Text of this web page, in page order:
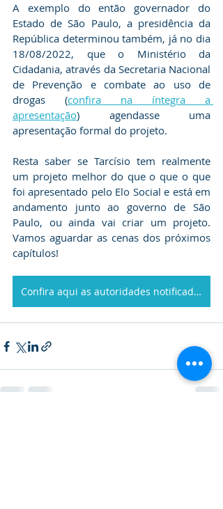
A exemplo do então governador do
Estado de São Paulo, a presidência da
República determinou também, já no dia
18/08/2022, que o Ministério da
Cidadania, através da Secretaria Nacional
de Prevenção e combate ao uso de
drogas (confira na íntegra a
apresentação) agendasse uma
apresentação formal do projeto.
Resta saber se Tarcísio tem realmente
um projeto melhor do que o que o que
foi apresentado pelo Elo Social e está em
andamento junto ao governo de São
Paulo, ou ainda vai criar um projeto.
Vamos aguardar as cenas dos próximos
capítulos!
Confira aqui as autoridades notificadas no Estado